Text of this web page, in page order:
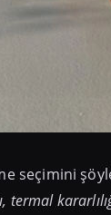
seçimini
termal